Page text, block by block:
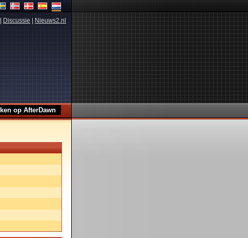
Discussie Nieuws2.nl